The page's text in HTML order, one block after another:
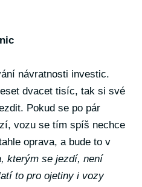
návratnosti investic.
dvacet tisíc, tak si své
Pokud se po pár
vozu se tím spíš nechce
oprava, a bude to v
kterým se jezdí, není
to pro ojetiny i vozy